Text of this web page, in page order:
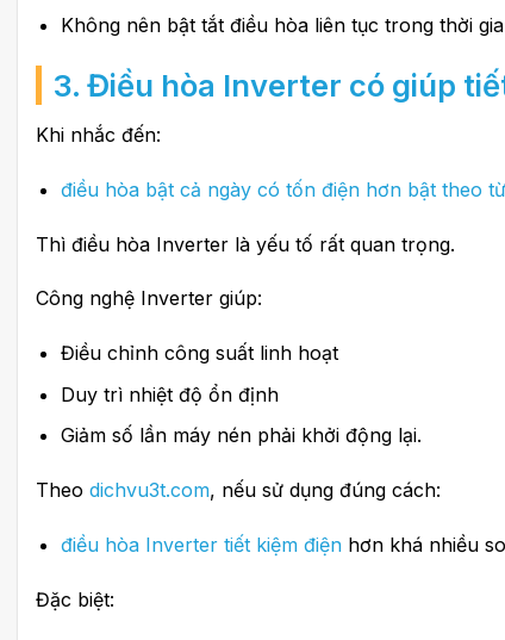
Không nên bật tắt điều hòa liên tục trong thời
3. Điều hòa Inverter có giúp
Khi nhắc đến:
điều hòa bật cả ngày có tốn điện hơn bật theo
Thì điều hòa Inverter là yếu tố rất quan trọng.
Công nghệ Inverter giúp:
Điều chỉnh công suất linh hoạt
Duy trì nhiệt độ ổn định
Giảm số lần máy nén phải khởi động lại.
Theo dichvu3t.com, nếu sử dụng đúng cách:
điều hòa Inverter tiết kiệm điệnhơn khá nhiều
Đặc biệt: